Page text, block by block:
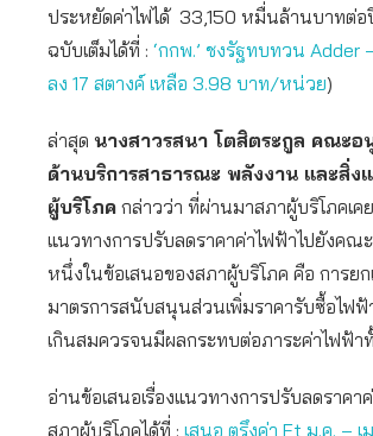
ประหยัดค่าไฟได้ 33,150 หมื่นล้านบาทต่
ฉบับเต็มได้ที่ : ‘กกพ.’ ชงรัฐทบทวน Adder
ลง 17 สตางค์ เหลือ 3.98 บาท/หน่วย)
ล่าสุด นางสาวรสนา โตสิตระกูล คณะอ
ด้านบริการสาธารณะ พลังงาน และสิ่ง
ผู้บริโภค กล่าวว่า ที่ผ่านมาสภาผู้บริโภคเค
แนวทางการปรับลดราคาค่าไฟฟ้าไปยังคณ
หนึ่งในข้อเสนอของสภาผู้บริโภค คือ การยก
มาตรการสนับสนุนส่วนเพิ่มราคารับซื้อไฟฟ้
เกินสมควรจนมีผลกระทบต่อภาระค่าไฟฟ้า
อ่านข้อเสนอเรื่องแนวทางการปรับลดราคา
สภาผู้บริโภคได้ที่ : เสนอ ตรึงค่า Ft ม.ค. – เ